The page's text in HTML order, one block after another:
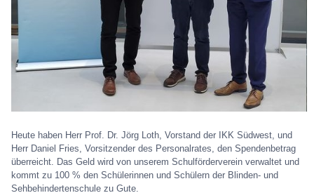
Heute haben Herr Prof. Dr. Jörg Loth, Vorstand der IKK Südwest, und
Herr Daniel Fries, Vorsitzender des Personalrates, den Spendenbetrag
überreicht. Das Geld wird von unserem Schulförderverein verwaltet und
kommt zu 100 % den Schülerinnen und Schülern der Blinden- und
Sehbehindertenschule zu Gute.